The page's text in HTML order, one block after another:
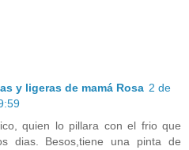
y ligeras de mamá Rosa 2 de
quien lo pillara con el frio que
dias. Besos,tiene una pinta de